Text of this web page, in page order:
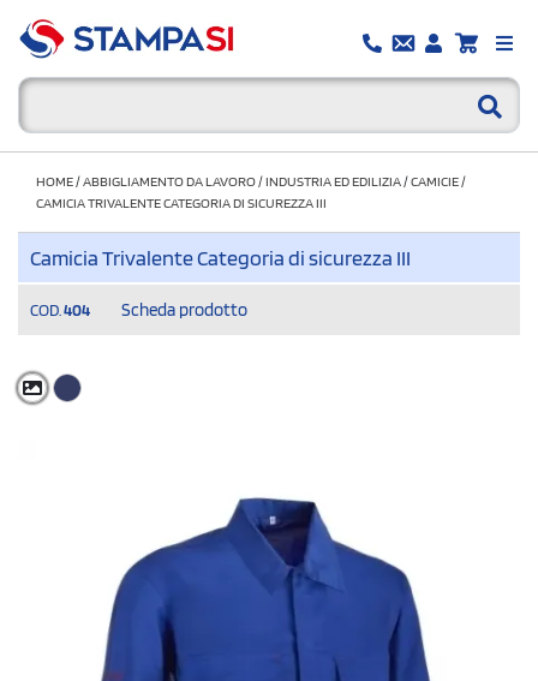
HOME/ABBIGLIAMENTO DA LAVORO/INDUSTRIA ED EDILIZIA/CAMICIE/
CAMICIA TRIVALENTE CATEGORIA DI SICUREZZA III
Camicia Trivalente Categoria di sicurezza III
COD. 404 Scheda prodotto